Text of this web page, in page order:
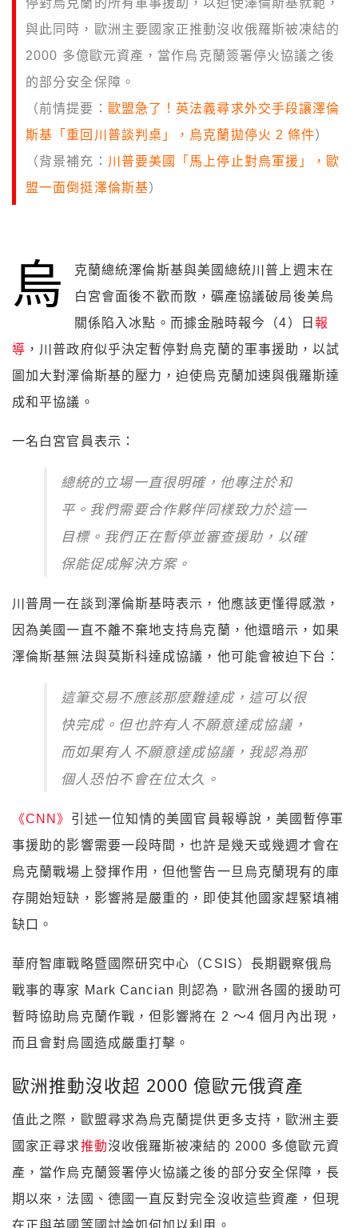
停對烏克蘭的所有軍事援助，以迫使澤倫斯基就範，
與此同時，歐洲主要國家正推動沒收俄羅斯被凍結的
2000 多億歐元資產，當作烏克蘭簽署停火協議之後
的部分安全保障。
（前情提要： 歐盟急了！英法義尋求外交手段讓澤倫
斯基「重回川普談判桌」，烏克蘭拋停火 2 條件）
（背景補充： 川普要美國「馬上停止對烏軍援」，歐
盟一面倒挺澤倫斯基）
烏
克蘭總統澤倫斯基與美國總統川普上週末在
白宮會面後不歡而散，礦產協議破局後美烏
關係陷入冰點。而據金融時報今（4）日 報
導 ，川普政府似乎決定暫停對烏克蘭的軍事援助，以試
圖加大對澤倫斯基的壓力，迫使烏克蘭加速與俄羅斯達
成和平協議。
一名白宮官員表示：
總統的立場一直很明確，他專注於和
平。我們需要合作夥伴同樣致力於這一
目標。我們正在暫停並審查援助，以確
保能促成解決方案。
川普周一在談到澤倫斯基時表示，他應該更懂得感激，
因為美國一直不離不棄地支持烏克蘭，他還暗示，如果
澤倫斯基無法與莫斯科達成協議，他可能會被迫下台：
這筆交易不應該那麼難達成，這可以很
快完成。但也許有人不願意達成協議，
而如果有人不願意達成協議，我認為那
個人恐怕不會在位太久。
《CNN》 引述一位知情的美國官員報導說，美國暫停軍
事援助的影響需要一段時間，也許是幾天或幾週才會在
烏克蘭戰場上發揮作用，但他警告一旦烏克蘭現有的庫
存開始短缺，影響將是嚴重的，即使其他國家趕緊填補
缺口。
華府智庫戰略暨國際研究中心（CSIS）長期觀察俄烏
戰事的專家 Mark Cancian 則認為，歐洲各國的援助可
暫時協助烏克蘭作戰，但影響將在 2 ～4 個月內出現，
而且會對烏國造成嚴重打擊。
歐洲推動沒收超 2000 億歐元俄資產
值此之際，歐盟尋求為烏克蘭提供更多支持，歐洲主要
國家正尋求推動沒收俄羅斯被凍結的 2000 多億歐元資
產，當作烏克蘭簽署停火協議之後的部分安全保障，長
期以來，法國、德國一直反對完全沒收這些資產，但現
在正與英國等國討論如何加以利用。